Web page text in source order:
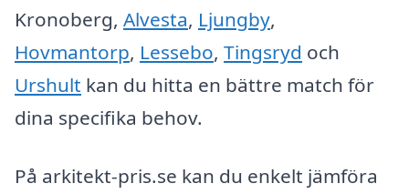
Kronoberg, Alvesta, Ljungby,
Hovmantorp, Lessebo, Tingsryd och
Urshult kan du hitta en bättre match för
dina specifika behov.
På arkitekt-pris.se kan du enkelt jämföra